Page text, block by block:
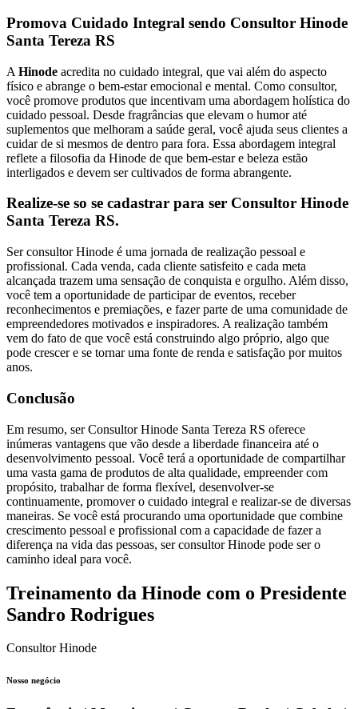
Promova Cuidado Integral sendo Consultor Hinode
Santa Tereza RS
A Hinode acredita no cuidado integral, que vai além do aspecto
físico e abrange o bem-estar emocional e mental. Como consultor,
você promove produtos que incentivam uma abordagem holística do
cuidado pessoal. Desde fragrâncias que elevam o humor até
suplementos que melhoram a saúde geral, você ajuda seus clientes a
cuidar de si mesmos de dentro para fora. Essa abordagem integral
reflete a filosofia da Hinode de que bem-estar e beleza estão
interligados e devem ser cultivados de forma abrangente.
Realize-se so se cadastrar para ser Consultor Hinode
Santa Tereza RS.
Ser consultor Hinode é uma jornada de realização pessoal e
profissional. Cada venda, cada cliente satisfeito e cada meta
alcançada trazem uma sensação de conquista e orgulho. Além disso,
você tem a oportunidade de participar de eventos, receber
reconhecimentos e premiações, e fazer parte de uma comunidade de
empreendedores motivados e inspiradores. A realização também
vem do fato de que você está construindo algo próprio, algo que
pode crescer e se tornar uma fonte de renda e satisfação por muitos
anos.
Conclusão
Em resumo, ser Consultor Hinode Santa Tereza RS oferece
inúmeras vantagens que vão desde a liberdade financeira até o
desenvolvimento pessoal. Você terá a oportunidade de compartilhar
uma vasta gama de produtos de alta qualidade, empreender com
propósito, trabalhar de forma flexível, desenvolver-se
continuamente, promover o cuidado integral e realizar-se de diversas
maneiras. Se você está procurando uma oportunidade que combine
crescimento pessoal e profissional com a capacidade de fazer a
diferença na vida das pessoas, ser consultor Hinode pode ser o
caminho ideal para você.
Treinamento da Hinode com o Presidente
Sandro Rodrigues
Consultor Hinode
Nosso negócio